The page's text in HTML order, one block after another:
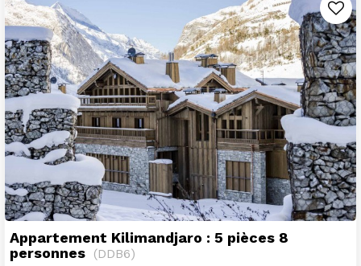
Appartement Kilimandjaro : 5 pièces 8
personnes (DDB6)